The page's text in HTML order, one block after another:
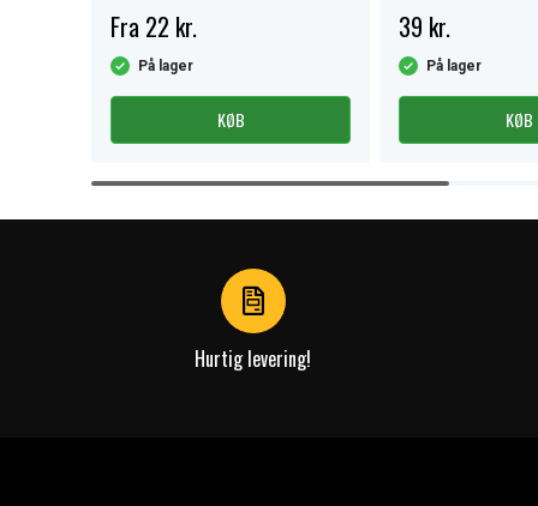
Fra 22 kr.
På lager
KØB
39 kr.
På lager
KØB
Item
Hurtig levering!